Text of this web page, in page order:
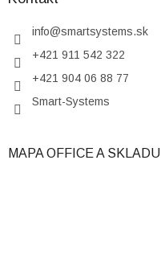
info@smartsystems.sk
+421 911 542 322
+421 904 06 88 77
Smart-Systems
MAPA OFFICE A SKLADU